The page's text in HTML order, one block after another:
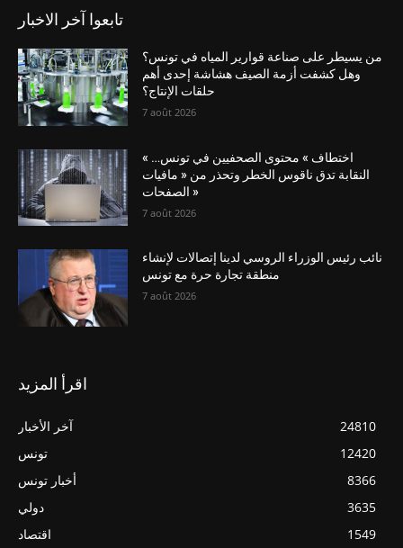
تابعوا آخر الاخبار
من يسيطر على صناعة قوارير المياه في تونس؟
وهل كشفت أزمة الصيف هشاشة إحدى أهم
حلقات الإنتاج؟
7 août 2026
« اختطاف » محتوى الصحفيين في تونس…
النقابة تدق ناقوس الخطر وتحذر من « مافيات
الصفحات »
7 août 2026
نائب رئيس الوزراء الروسي لدينا إتصالات لإنشاء
منطقة تجارة حرة مع تونس
7 août 2026
اقرأ المزيد
آخر الأخبار
24810
تونس
12420
أخبار تونس
8366
دولي
3635
اقتصاد
1549